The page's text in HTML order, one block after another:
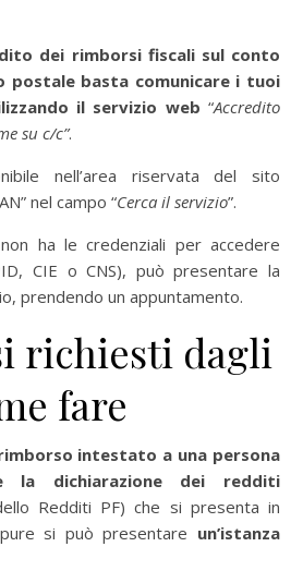
dei rimborsi fiscali sul conto
postale basta comunicare i tuoi
il servizio web “Accredito
su c/c”.
nell’area riservata del sito
nel campo “Cerca il servizio”.
ha le credenziali per accedere
CIE o CNS), può presentare la
prendendo un appuntamento.
richiesti dagli
fare
intestato a una persona
la dichiarazione dei redditi
Redditi PF) che si presenta in
si può presentare un’istanza